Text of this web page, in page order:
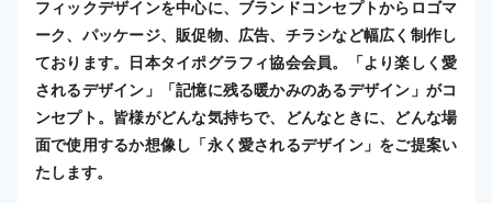
フィックデザインを中心に、ブランドコンセプトからロゴマ
ーク、パッケージ、販促物、広告、チラシなど幅広く制作し
ております。日本タイポグラフィ協会会員。「より楽しく愛
されるデザイン」「記憶に残る暖かみのあるデザイン」がコ
ンセプト。皆様がどんな気持ちで、どんなときに、どんな場
面で使用するか想像し「永く愛されるデザイン」をご提案い
たします。